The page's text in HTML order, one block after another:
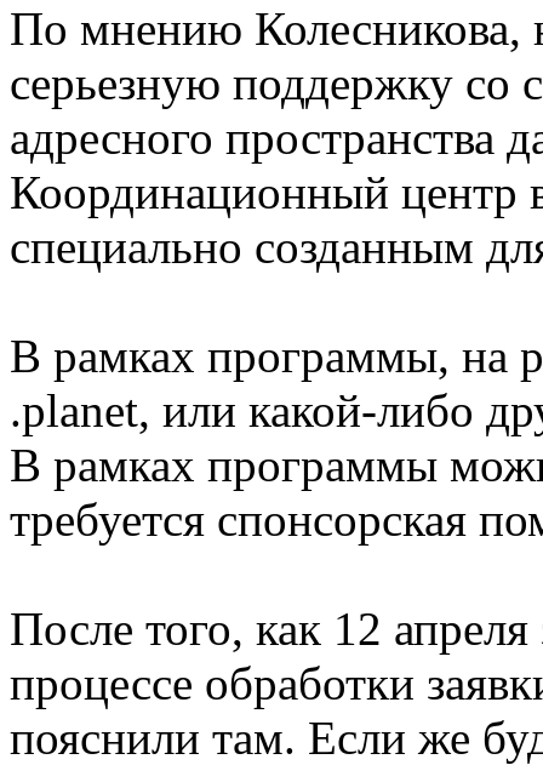
По мнению Колесникова,
серьезную поддержку со
адресного пространства
Координационный центр
специально созданным
В рамках программы, на
.planet, или какой-либо
В рамках программы
требуется спонсорская
После того, как 12
процессе обработки
пояснили там. Если же